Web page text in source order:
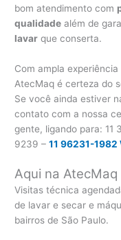
bom atendimento com
qualidade além de
lavar que conserta.
Com ampla
AtecMaq é certeza do
Se você ainda estiver
contato com a nossa
gente, ligando para: 11
9239 –11 96231-1982
Aqui na
Visitas técnica
de lavar e secar e
bairros de São Paulo.